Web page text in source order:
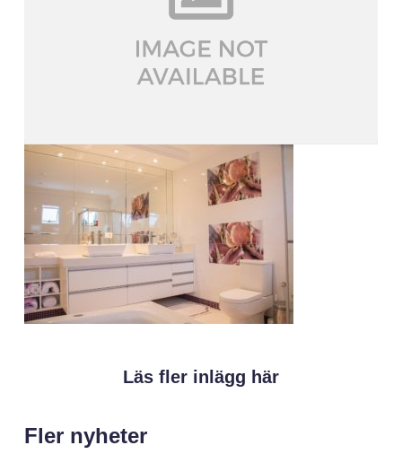
Läs fler inlägg här
Fler nyheter